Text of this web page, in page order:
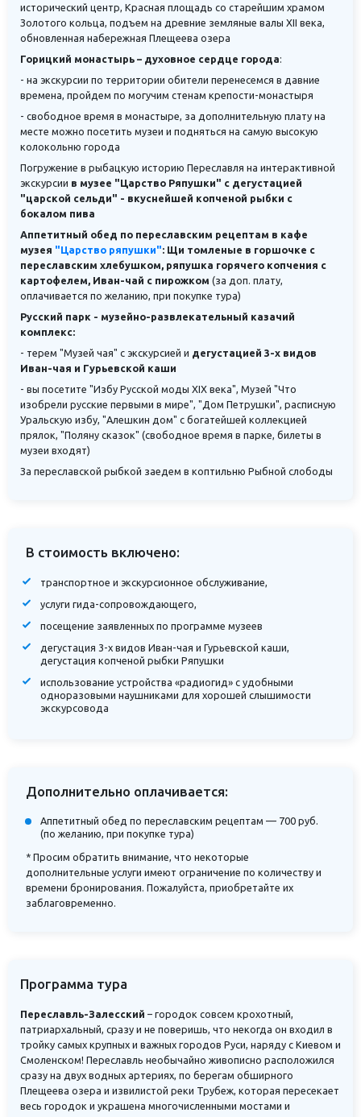
исторический центр, Красная площадь со старейшим храмом
Золотого кольца, подъем на древние земляные валы XII века,
обновленная набережная Плещеева озера
Горицкий монастырь – духовное сердце города:
- на экскурсии по территории обители перенесемся в давние
времена, пройдем по могучим стенам крепости-монастыря
- свободное время в монастыре, за дополнительную плату на
месте можно посетить музеи и подняться на самую высокую
колокольню города
Погружение в рыбацкую историю Переславля на интерактивной
экскурсии в музее "Царство Ряпушки" с дегустацией
"царской сельди" - вкуснейшей копченой рыбки с
бокалом пива
Аппетитный обед по переславским рецептам в кафе
музея "Царство ряпушки": Щи томленые в горшочке с
переславским хлебушком, ряпушка горячего копчения с
картофелем, Иван-чай с пирожком (за доп. плату,
оплачивается по желанию, при покупке тура)
Русский парк - музейно-развлекательный казачий
комплекс:
- терем "Музей чая" с экскурсией и дегустацией 3-х видов
Иван-чая и Гурьевской каши
- вы посетите "Избу Русской моды XIX века", Музей "Что
изобрели русские первыми в мире", "Дом Петрушки", расписную
Уральскую избу, "Алешкин дом" с богатейшей коллекцией
прялок, "Поляну сказок" (свободное время в парке, билеты в
музеи входят)
За переславской рыбкой заедем в коптильню Рыбной слободы
В стоимость включено:
транспортное и экскурсионное обслуживание,
услуги гида-сопровождающего,
посещение заявленных по программе музеев
дегустация 3-х видов Иван-чая и Гурьевской каши,
дегустация копченой рыбки Ряпушки
использование устройства «радиогид» с удобными
одноразовыми наушниками для хорошей слышимости
экскурсовода
Дополнительно оплачивается:
Аппетитный обед по переславским рецептам — 700 руб.
(по желанию, при покупке тура)
* Просим обратить внимание, что некоторые
дополнительные услуги имеют ограничение по количеству и
времени бронирования. Пожалуйста, приобретайте их
заблаговременно.
Программа тура
Переславль-Залесский – городок совсем крохотный,
патриархальный, сразу и не поверишь, что некогда он входил в
тройку самых крупных и важных городов Руси, наряду с Киевом и
Смоленском! Переславль необычайно живописно расположился
сразу на двух водных артериях, по берегам обширного
Плещеева озера и извилистой реки Трубеж, которая пересекает
весь городок и украшена многочисленными мостами и